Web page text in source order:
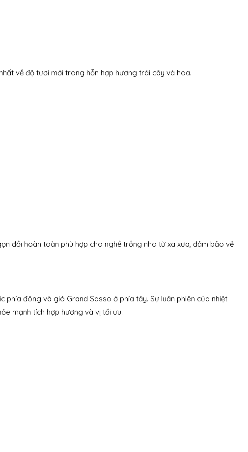
về độ tươi mới trong hỗn hợp hương trái cây và hoa.
đồi hoàn toàn phù hợp cho nghề trồng nho từ xa xưa, đảm bảo về
đông và gió Grand Sasso ở phía tây. Sự luân phiên của nhiệt
mạnh tích hợp hương và vị tối ưu.